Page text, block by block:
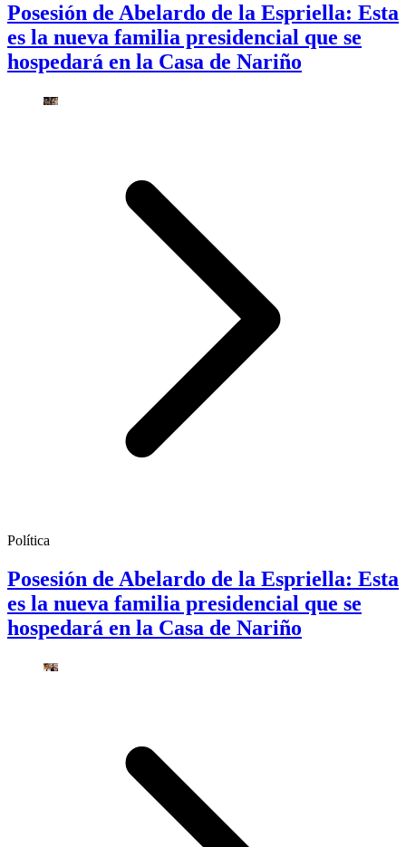
Posesión de Abelardo de la Espriella: Esta
es la nueva familia presidencial que se
hospedará en la Casa de Nariño
Política
Posesión de Abelardo de la Espriella: Esta
es la nueva familia presidencial que se
hospedará en la Casa de Nariño